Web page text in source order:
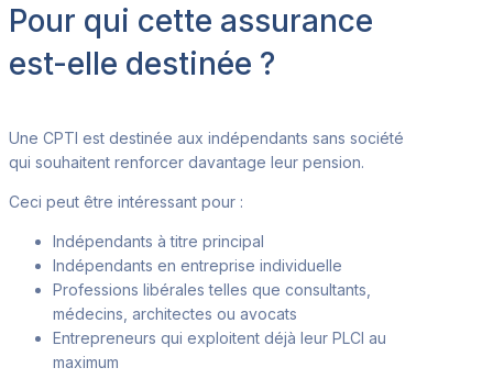
Pour qui cette assurance
est-elle destinée ?
Une CPTI est destinée aux indépendants sans société
qui souhaitent renforcer davantage leur pension.
Ceci peut être intéressant pour :
Indépendants à titre principal
Indépendants en entreprise individuelle
Professions libérales telles que consultants,
médecins , architectes ou avocats
Entrepreneurs qui exploitent déjà leur PLCI au
maximum